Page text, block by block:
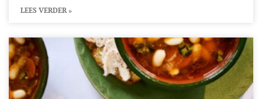
LEES VERDER »